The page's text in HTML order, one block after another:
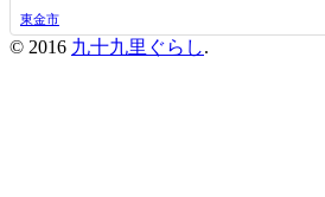
東金市
© 2016 九十九里ぐらし.